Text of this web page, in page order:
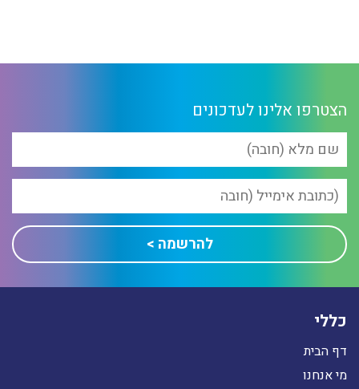
הצטרפו אלינו לעדכונים
כללי
דף הבית
מי אנחנו